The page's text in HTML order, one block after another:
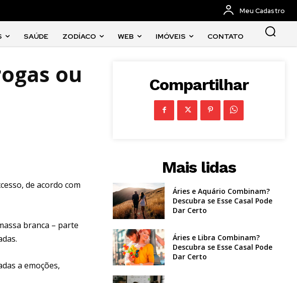
Meu Cadastro
SAÚDE ZODÍACO WEB IMÓVEIS CONTATO
ou
de acordo com
branca – parte
a emoções,
Compartilhar
Mais lidas
Áries e Aquário Combinam?
Descubra se Esse Casal Pode
Dar Certo
Áries e Libra Combinam?
Descubra se Esse Casal Pode
Dar Certo